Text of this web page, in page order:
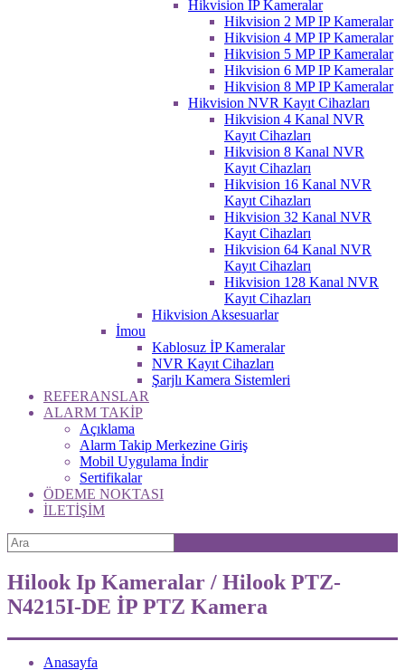
Hikvision IP Kameralar
Hikvision 2 MP IP Kameralar
Hikvision 4 MP IP Kameralar
Hikvision 5 MP IP Kameralar
Hikvision 6 MP IP Kameralar
Hikvision 8 MP IP Kameralar
Hikvision NVR Kayıt Cihazları
Hikvision 4 Kanal NVR
Kayıt Cihazları
Hikvision 8 Kanal NVR
Kayıt Cihazları
Hikvision 16 Kanal NVR
Kayıt Cihazları
Hikvision 32 Kanal NVR
Kayıt Cihazları
Hikvision 64 Kanal NVR
Kayıt Cihazları
Hikvision 128 Kanal NVR
Kayıt Cihazları
Hikvision Aksesuarlar
İmou
Kablosuz İP Kameralar
NVR Kayıt Cihazları
Şarjlı Kamera Sistemleri
REFERANSLAR
ALARM TAKİP
Açıklama
Alarm Takip Merkezine Giriş
Mobil Uygulama İndir
Sertifikalar
ÖDEME NOKTASI
İLETİŞİM
Hilook Ip Kameralar / Hilook PTZ-
N4215I-DE İP PTZ Kamera
Anasayfa